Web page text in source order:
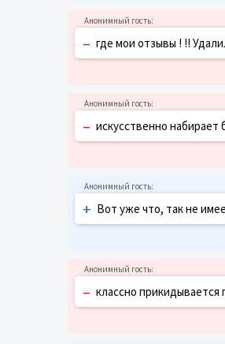
– где мои отзывы ! !!
– искусственно набирает
+ Вот уже что, так не
– классно прикидывается